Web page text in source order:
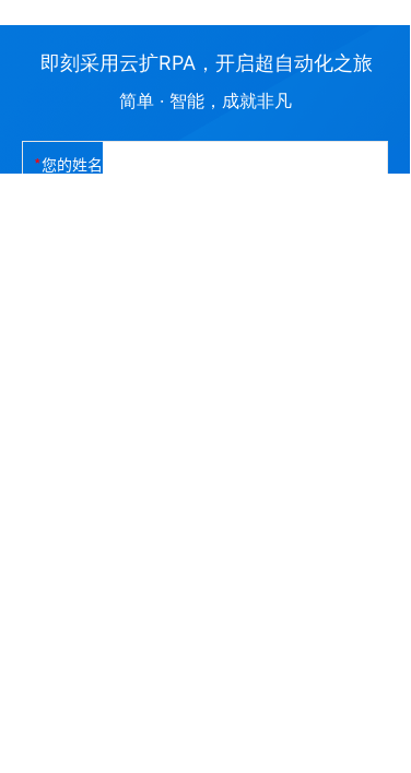
您的姓名
即刻采用云扩RPA，开启超自动化之旅
简单 · 智能，成就非凡